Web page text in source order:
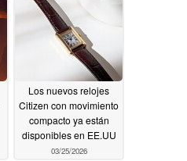
Los nuevos relojes
Citizen con movimiento
compacto ya están
disponibles en EE.UU
03/25/2026